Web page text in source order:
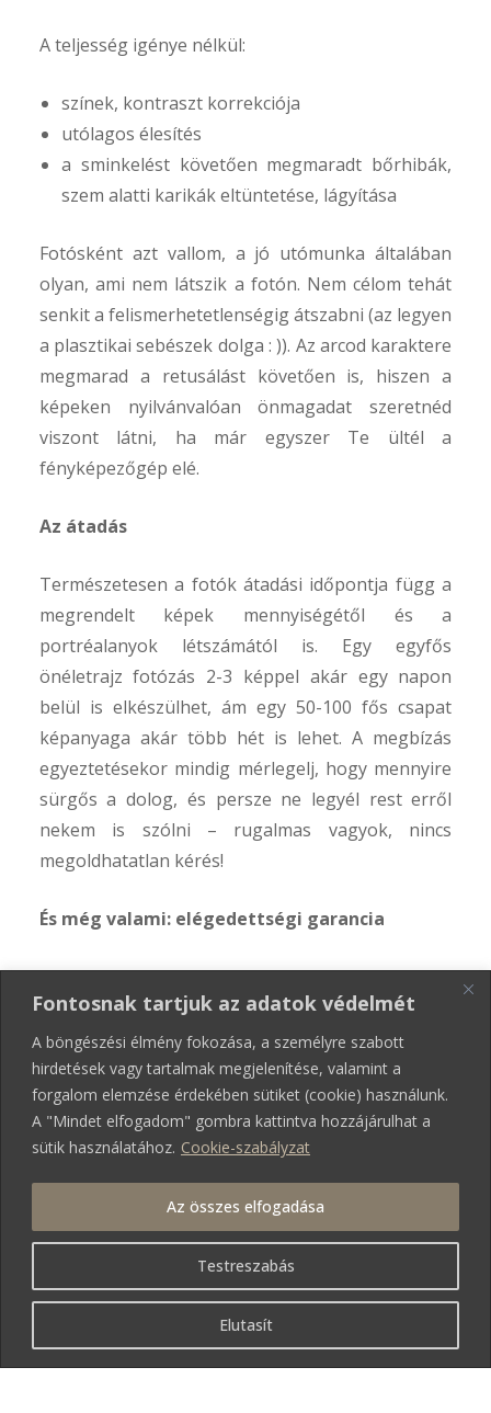
Fontosnak tartjuk az adatok védelmét
A böngészési élmény fokozása, a személyre szabott
hirdetések vagy tartalmak megjelenítése, valamint a
forgalom elemzése érdekében sütiket (cookie) használunk.
A "Mindet elfogadom" gombra kattintva hozzájárulhat a
sütik használatához. Cookie-szabályzat
Testreszabás
Elutasít
Az összes elfogadása
A teljesség igénye nélkül:
színek, kontraszt korrekciója
utólagos élesítés
a sminkelést követően megmaradt bőrhibák,
szem alatti karikák eltüntetése, lágyítása
Fotósként azt vallom, a jó utómunka általában
olyan, ami nem látszik a fotón. Nem célom tehát
senkit a felismerhetetlenségig átszabni (az legyen
a plasztikai sebészek dolga : )). Az arcod karaktere
megmarad a retusálást követően is, hiszen a
képeken nyilvánvalóan önmagadat szeretnéd
viszont látni, ha már egyszer Te ültél a
fényképezőgép elé.
Az átadás
Természetesen a fotók átadási időpontja függ a
megrendelt képek mennyiségétől és a
portréalanyok létszámától is. Egy egyfős
önéletrajz fotózás 2-3 képpel akár egy napon
belül is elkészülhet, ám egy 50-100 fős csapat
képanyaga akár több hét is lehet. A megbízás
egyeztetésekor mindig mérlegelj, hogy mennyire
sürgős a dolog, és persze ne legyél rest erről
nekem is szólni – rugalmas vagyok, nincs
megoldhatatlan kérés!
És még valami: elégedettségi garancia
Velem semmit sem kockáztatsz: amennyiben az
átadott munka nem nyeri el tetszésedet, nem kell
kifizetned a fotózást! Ennek részleteiről
olvashatsz.